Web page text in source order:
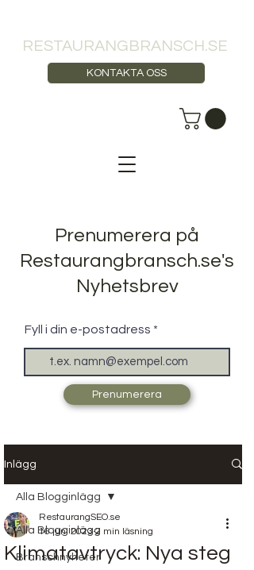
RESTAURANGBRANSCH.SE
KONTAKTA OSS
Prenumerera på
Restaurangbransch.se's
Nyhetsbrev
Fyll i din e-postadress
Prenumerera
Inlägg
Alla Blogginlägg
Branschnyheter
Alla Blogginlägg
Klimatavtryck: Nya steg
RestaurangSEO.se
16 juni 2023 2 min läsning